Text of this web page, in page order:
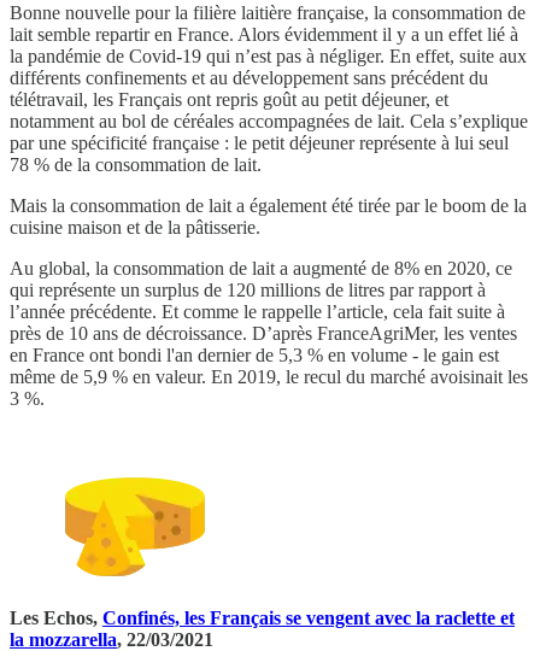
Bonne nouvelle pour la filière laitière française, la consommation de
lait semble repartir en France. Alors évidemment il y a un effet lié à
la pandémie de Covid-19 qui n’est pas à négliger. En effet, suite aux
différents confinements et au développement sans précédent du
télétravail, les Français ont repris goût au petit déjeuner, et
notamment au bol de céréales accompagnées de lait. Cela s’explique
par une spécificité française : le petit déjeuner représente à lui seul
78 % de la consommation de lait.
Mais la consommation de lait a également été tirée par le boom de la
cuisine maison et de la pâtisserie.
Au global, la consommation de lait a augmenté de 8% en 2020, ce
qui représente un surplus de 120 millions de litres par rapport à
l’année précédente. Et comme le rappelle l’article, cela fait suite à
près de 10 ans de décroissance. D’après FranceAgriMer, les ventes
en France ont bondi l'an dernier de 5,3 % en volume - le gain est
même de 5,9 % en valeur. En 2019, le recul du marché avoisinait les
3 %.
Les Echos, Confinés, les Français se vengent avec la raclette et
la mozzarella, 22/03/2021